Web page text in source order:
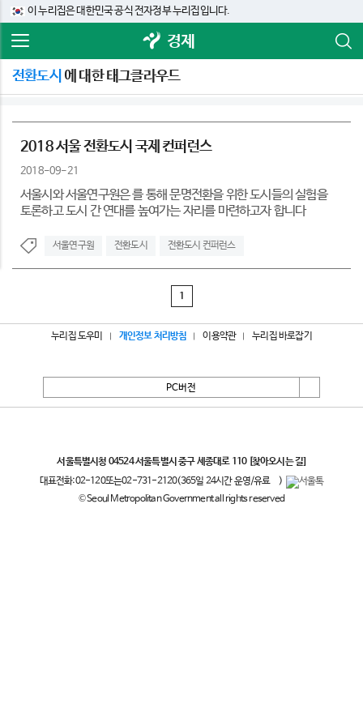
이 누리집은 대한민국 공식 전자정부 누리집입니다.
경제
전환도시 에 대한 태그클라우드
2018 서울 전환도시 국제 컨퍼런스
2018-09-21
서울시와 서울연구원은 를 통해 문명전환을 위한 도시들의 실험을
토론하고 도시 간 연대를 높여가는 자리를 마련하고자 합니다
서울연구원 전환도시 전환도시 컨퍼런스
1
누리집 도우미 개인정보 처리방침 이용약관 누리집 바로잡기
PC버전
서울특별시청 04524 서울특별시 중구 세종대로 110 [찾아오시는 길]
대표전화:02-120또는02-731-2120(365일 24시간 운영/유료
)
© Seoul Metropolitan Government all rights reserved